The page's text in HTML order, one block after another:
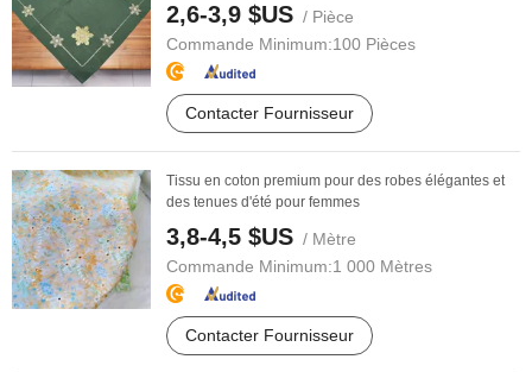
2,6-3,9 $US / Pièce
Commande Minimum:100 Pièces
Contacter Fournisseur
Tissu en coton premium pour des robes élégantes et
des tenues d'été pour femmes
3,8-4,5 $US / Mètre
Commande Minimum:1 000 Mètres
Contacter Fournisseur